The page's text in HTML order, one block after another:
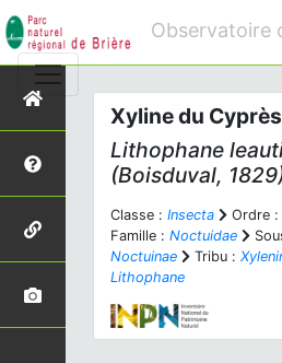
Observatoire
Xyline du
Lithophane
(Boisduval,
Classe : Insecta Ordre :
Famille : Noctuidae
Noctuinae
Tribu :
Lithophane